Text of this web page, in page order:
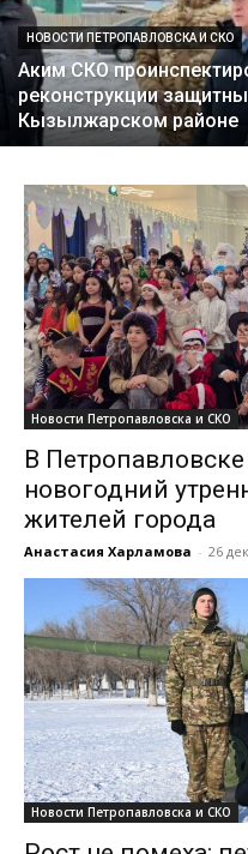
НОВОСТИ ПЕТРОПАВЛОВСКА И СКО
Аким СКО
реконструкции
Кызылжарском районе
Новости Петропавловска и СКО
В
новогодний
жителей города
Анастасия Харламова - 26
Новости Петропавловска и СКО